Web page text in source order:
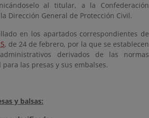
al titular, a la Confederación
Dirección General de Protección Civil.
en los apartados correspondientes de
, de 24 de febrero, por la que se establecen
derivados de las normas
las presas y sus embalses.
y balsas: